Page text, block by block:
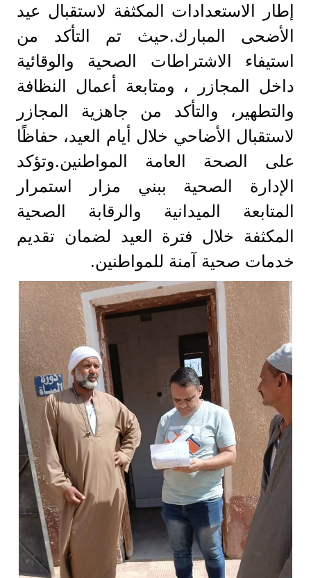
إطار الاستعدادات المكثفة لاستقبال عيد
الأضحى المبارك.حيث تم التأكد من
استيفاء الاشتراطات الصحية والوقائية
داخل المجازر ، ومتابعة أعمال النظافة
والتطهير، والتأكد من جاهزية المجازر
لاستقبال الأضاحي خلال أيام العيد، حفاظًا
على الصحة العامة المواطنين.وتؤكد
الإدارة الصحية ببني مزار استمرار
المتابعة الميدانية والرقابة الصحية
المكثفة خلال فترة العيد لضمان تقديم
خدمات صحية آمنة للمواطنين.